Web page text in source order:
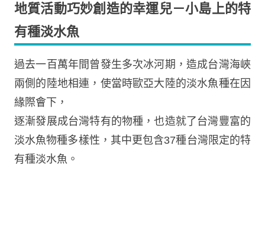
地質活動巧妙創造的幸運兒－小島上的特
有種淡水魚
過去一百萬年間曾發生多次冰河期，造成台灣海峽
兩側的陸地相連，使當時歐亞大陸的淡水魚種在因
緣際會下，
逐漸發展成台灣特有的物種，也造就了台灣豐富的
淡水魚物種多樣性，其中更包含37種台灣限定的特
有種淡水魚。